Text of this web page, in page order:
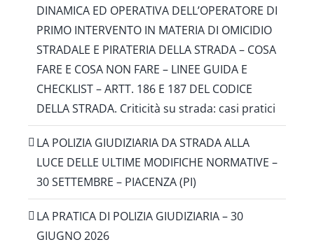
DINAMICA ED OPERATIVA DELL’OPERATORE DI
PRIMO INTERVENTO IN MATERIA DI OMICIDIO
STRADALE E PIRATERIA DELLA STRADA – COSA
FARE E COSA NON FARE – LINEE GUIDA E
CHECKLIST – ARTT. 186 E 187 DEL CODICE
DELLA STRADA. Criticità su strada: casi pratici
LA POLIZIA GIUDIZIARIA DA STRADA ALLA
LUCE DELLE ULTIME MODIFICHE NORMATIVE –
30 SETTEMBRE – PIACENZA (PI)
LA PRATICA DI POLIZIA GIUDIZIARIA – 30
GIUGNO 2026